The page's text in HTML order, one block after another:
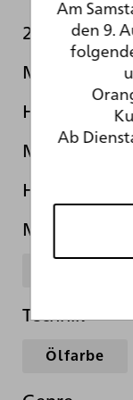
270
Maße
H 52,0 cm B
Maße
H 82,0 cm B
Material
Technik
Ölfarbe
Am
den 9.
Ab